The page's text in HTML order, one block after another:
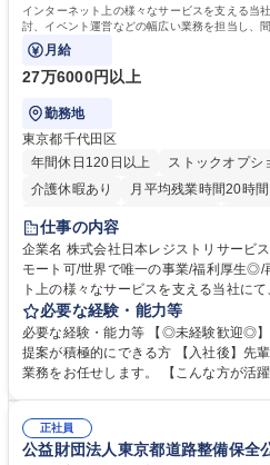
インターネット上の様々なサービスを支える当
討、イベント運営などの幅広い業務を担当し、
ている部署です。
月給
27万6000円以上
勤務地
東京都千代田区
年間休日120日以上
ストックオプシ
介護休暇あり
月平均残業時間20時
住宅手当あり
完全週休2日制
交通費支給 駅近5
仕事の内容
企業名 株式会社日本レジストリサービス 求人名 【総務】未経験歓迎◎/リ
モート可/世界で唯一の事業/福利厚生◎/再雇用有 仕事の内容
ト上の様々なサービスを支える当社に
討、イベント運営などの幅広い業務を
や成長に貢献している部署です。 会社の全メンバーが安心して長く成果を
発揮できる環境を整えるために、毎日
新たな施策検討を積極的に行っていただ
幅広い業務の体得が可能で、多様なキャ
募集職種 【総務】未経験歓迎◎/リモー
必要な経験・能力等
必要な経験・能力等 【◎未経験歓迎◎】
提案が積極的にできる方 【入社後】先
業務をお任せします。 【こんな方が活躍できる職種です】 ・仕組化が好
対処できる・新しいことに興味関心があ
取得や通信教育など費用の80%（年間
正社員
公益財団法人東京都道路整備保全